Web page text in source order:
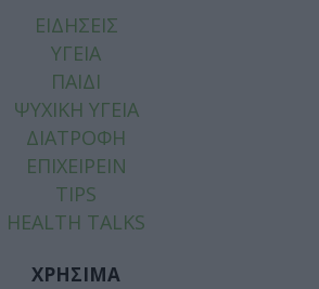
ΕΙΔΗΣΕΙΣ
ΥΓΕΙΑ
ΠΑΙΔΙ
ΨΥΧΙΚΗ ΥΓΕΙΑ
ΔΙΑΤΡΟΦΗ
ΕΠΙΧΕΙΡΕΙΝ
TIPS
HEALTH TALKS
ΧΡΗΣΙΜΑ